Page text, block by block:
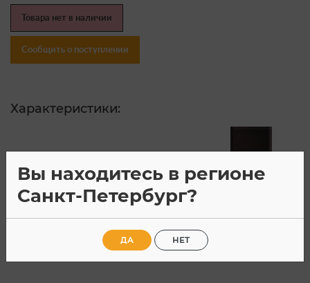
Товара нет в наличии
Сообщить о поступлении
Характеристики:
Страна производитель:
Все характеристики
Вы находитесь в регионе
Санкт-Петербург?
ДА НЕТ